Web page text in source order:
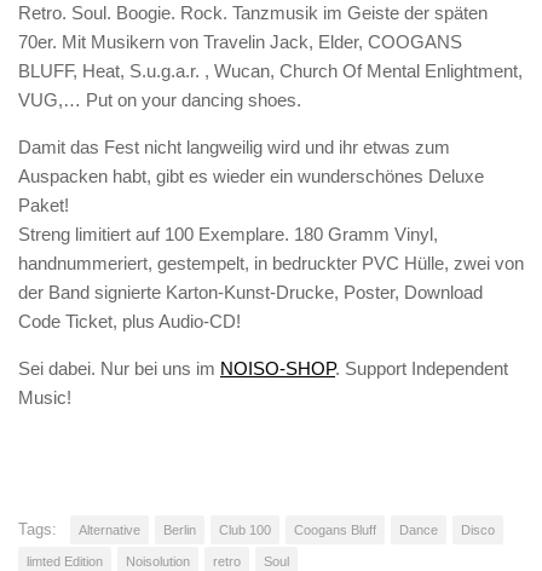
Retro. Soul. Boogie. Rock. Tanzmusik im Geiste der späten
70er. Mit Musikern von Travelin Jack, Elder, COOGANS
BLUFF, Heat, S.u.g.a.r. , Wucan, Church Of Mental Enlightment,
VUG,… Put on your dancing shoes.
Damit das Fest nicht langweilig wird und ihr etwas zum
Auspacken habt, gibt es wieder ein wunderschönes Deluxe
Paket!
Streng limitiert auf 100 Exemplare. 180 Gramm Vinyl,
handnummeriert, gestempelt, in bedruckter PVC Hülle, zwei von
der Band signierte Karton-Kunst-Drucke, Poster, Download
Code Ticket, plus Audio-CD!
Sei dabei. Nur bei uns im NOISO-SHOP. Support Independent
Music!
Tags: Alternative Berlin Club 100 Coogans Bluff Dance Disco
limted Edition Noisolution retro Soul